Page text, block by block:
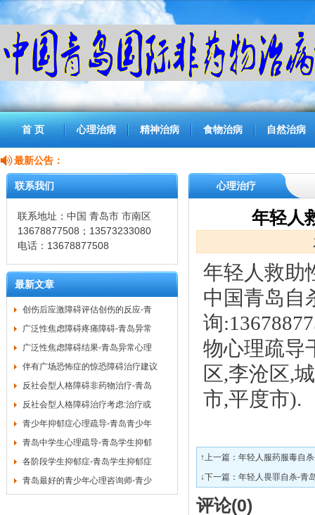
首 页 心理治病 精神治病 食物治病 自然治病
最新公告：
联系我们
联系地址：中国 青岛市 市南区
13678877508；13573233080
电话：13678877508
最新文章
创伤后应激障碍评估创伤的反应-青
广泛性焦虑障碍疼痛障碍-青岛异常
广泛性焦虑障碍结果-青岛异常心理
伴有广场恐怖症的惊恐障碍治疗建议
反社会型人格障碍非药物治疗-青岛
反社会型人格障碍治疗考虑:治疗或
青少年抑郁症心理疏导-青岛青少年
青岛中学生心理疏导-青岛学生抑郁
各阶段学生抑郁症-青岛学生抑郁症
青岛最好的青少年心理咨询师-青少
心理治疗
年轻人
年轻人救助
中国青岛自
询
物心理疏导
区,李沧区,
市,平度市).
↑上一篇： 年轻人服药服毒自
↓下一篇： 年轻人畏罪自杀-青
评论(0)